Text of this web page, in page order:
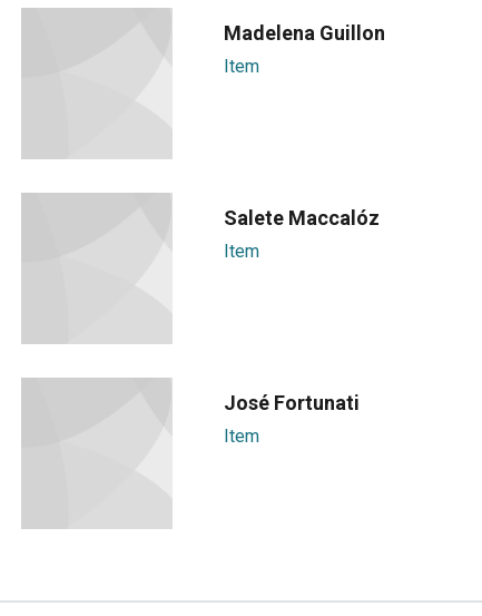
Madelena Guillon
Item
Salete Maccalóz
Item
José Fortunati
Item